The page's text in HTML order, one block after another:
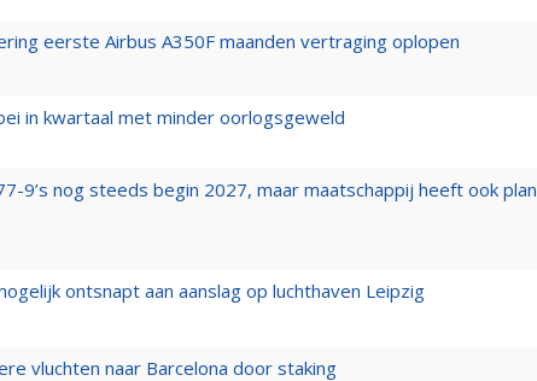
eerste Airbus A350F maanden vertraging oplopen
in kwartaal met minder oorlogsgeweld
9’s nog steeds begin 2027, maar maatschappij heeft ook plan
ontsnapt aan aanslag op luchthaven Leipzig
vluchten naar Barcelona door staking